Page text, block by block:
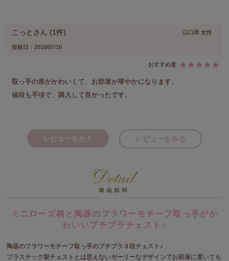
こっと 1 山口県 女性
投稿日 2019/07/16
取っ手の形がかわいくて、お部屋が華やかになります。
値段も手頃で、購入して良かったです。
レビューをかく レビューをみる
ミニローズ柄と陶器のフラワーモチーフ取っ手がか
わいいプチプラチェスト♪
陶器のフラワーモチーフ取っ手のプチプラ３段チェスト♪
プラスチック製チェストとは思えないガーリーなデザインでお部屋に置いても